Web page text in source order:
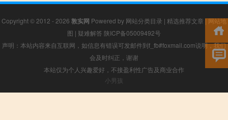
Copyright © 2012 - 2026 敦实网 Powered by 网站分类目录 | 精选推荐文章 |网站地
图 | 疑难解答 陕ICP备05009492号
声明：本站内容来自互联网，如信息有错误可发邮件到f_fb#foxmail.com说明，我们
会及时纠正，谢谢
本站仅为个人兴趣爱好，不接盈利性广告及商业合作
小男孩